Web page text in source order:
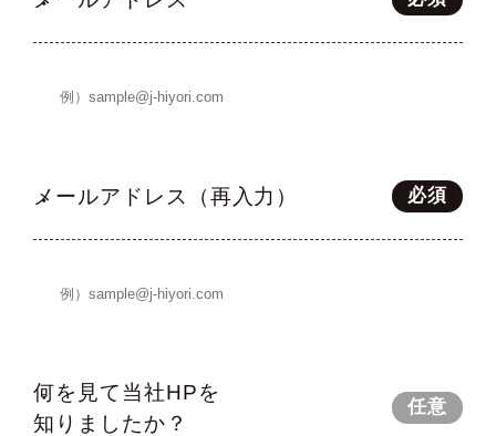
メールアドレス（再入力） 必須
何を見て当社HPを
知りましたか？
任意